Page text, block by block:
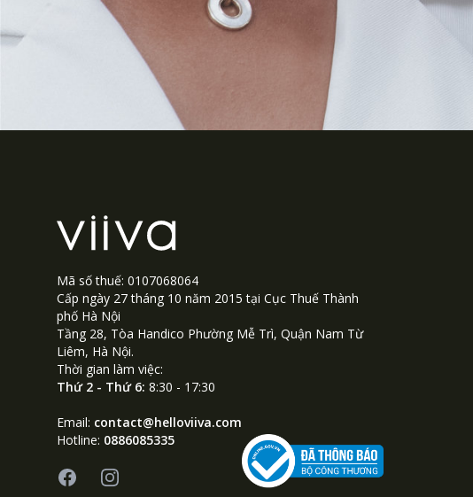
Mã số thuế: 0107068064
Cấp ngày 27 tháng 10 năm 2015 tại Cục Thuế Thành
phố Hà Nội
Tầng 28, Tòa Handico Phường Mễ Trì, Quận Nam Từ
Liêm, Hà Nội.
Thời gian làm việc:
Thứ 2 - Thứ 6: 8:30 - 17:30
Email: contact@helloviiva.com
Hotline: 0886085335
FacebookInstagram